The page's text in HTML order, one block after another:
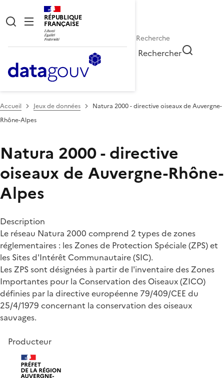
RÉPUBLIQUE
FRANÇAISE
Rechercher
Accueil Jeux de données
Natura 2000 - directive oiseaux de Auvergne-
Rhône-Alpes
Natura 2000 - directive
oiseaux de Auvergne-Rhône-
Alpes
Description
Le réseau Natura 2000 comprend 2 types de zones
réglementaires : les Zones de Protection Spéciale (ZPS) et
les Sites d'Intérêt Communautaire (SIC).
Les ZPS sont désignées à partir de l'inventaire des Zones
Importantes pour la Conservation des Oiseaux (ZICO)
définies par la directive européenne 79/409/CEE du
25/4/1979 concernant la conservation des oiseaux
sauvages.
Producteur